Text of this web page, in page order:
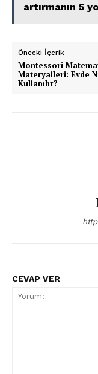
artırmanın 5
Önceki İçerik
Montessori
Materyalleri: Evde
Kullanılır?
CEVAP VER